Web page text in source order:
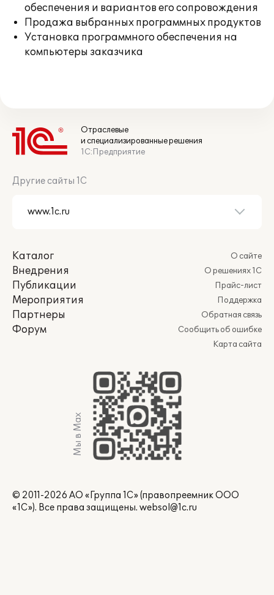
обеспечения и вариантов его сопровождения
Продажа выбранных программных продуктов
Установка программного обеспечения на
компьютеры заказчика
Отраслевые
и специализированные решения
1С:Предприятие
Другие сайты 1С
Каталог
Внедрения
Публикации
Мероприятия
Партнеры
Форум
О сайте
О решениях 1С
Прайс-лист
Поддержка
Обратная связь
Сообщить об ошибке
Карта сайта
Мы в Max
© 2011-2026 АО «Группа 1С» (правопреемник ООО
«1С»). Все права защищены. websol@1c.ru